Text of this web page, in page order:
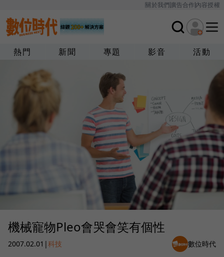
關於我們廣告合作內容授權
熱門 新聞 專題 影音 活動
機械寵物Pleo會哭會笑有個性
2007.02.01 |科技 數位時代